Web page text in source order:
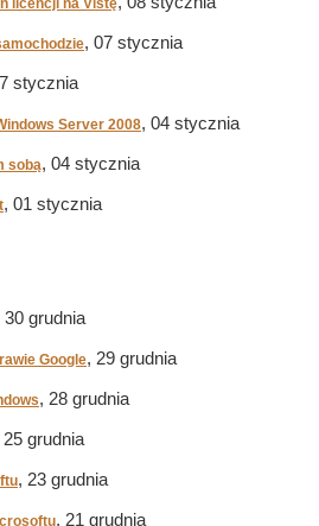
licencji na Vistę
, 07 stycznia
stycznia
Server 2008, 04 stycznia
sobą, 04 stycznia
, 01 stycznia
30 grudnia
Google, 29 grudnia
, 28 grudnia
25 grudnia
, 23 grudnia
, 21 grudnia